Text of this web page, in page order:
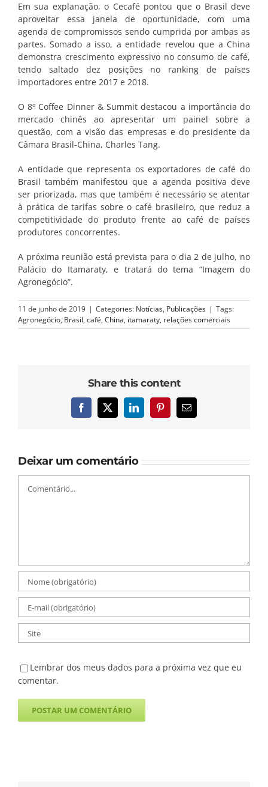
Em sua explanação, o Cecafé pontou que o Brasil deve
aproveitar essa janela de oportunidade, com uma
agenda de compromissos sendo cumprida por ambas as
partes. Somado a isso, a entidade revelou que a China
demonstra crescimento expressivo no consumo de café,
tendo saltado dez posições no ranking de países
importadores entre 2017 e 2018.
O 8º Coffee Dinner & Summit destacou a importância do
mercado chinês ao apresentar um painel sobre a
questão, com a visão das empresas e do presidente da
Câmara Brasil-China, Charles Tang.
A entidade que representa os exportadores de café do
Brasil também manifestou que a agenda positiva deve
ser priorizada, mas que também é necessário se atentar
à prática de tarifas sobre o café brasileiro, que reduz a
competitividade do produto frente ao café de países
produtores concorrentes.
A próxima reunião está prevista para o dia 2 de julho, no
Palácio do Itamaraty, e tratará do tema “Imagem do
Agronegócio”.
11 de junho de 2019 | Categories: Notícias, Publicações | Tags:
Agronegócio, Brasil, café, China, itamaraty, relações comerciais
Share this content
Facebook
X LinkedInPinterest
E-
Deixar um comentário
Lembrar dos meus dados para a próxima vez que eu
comentar.